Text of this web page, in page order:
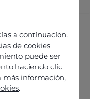
a continuación.
de cookies
puede ser
haciendo clic
más información,
.